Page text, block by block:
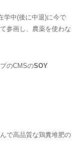
学中(後に中退)に今で
参画し、農薬を使わな
のCMSのSOY
で高品質な鶏糞堆肥の